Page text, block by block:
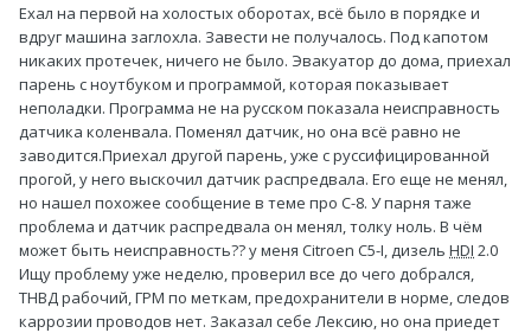
Ехал на первой на холостых оборотах, всё было в порядке и
вдруг машина заглохла. Завести не получалось. Под капотом
никаких протечек, ничего не было. Эвакуатор до дома, приехал
парень с ноутбуком и программой, которая показывает
неполадки. Программа не на русском показала неисправность
датчика коленвала. Поменял датчик, но она всё равно не
заводится.Приехал другой парень, уже с руссифицированной
прогой, у него выскочил датчик распредвала. Его еще не менял,
но нашел похожее сообщение в теме про С-8. У парня таже
проблема и датчик распредвала он менял, толку ноль. В чём
может быть неисправность?? у меня Citroen C5-I, дизель HDI 2.0
Ищу проблему уже неделю, проверил все до чего добрался,
ТНВД рабочий, ГРМ по меткам, предохранители в норме, следов
каррозии проводов нет. Заказал себе Лексию, но она приедет